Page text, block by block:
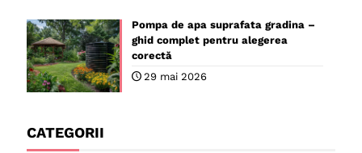
Pompa de apa suprafata gradina –
ghid complet pentru alegerea
corectă
29 mai 2026
CATEGORII